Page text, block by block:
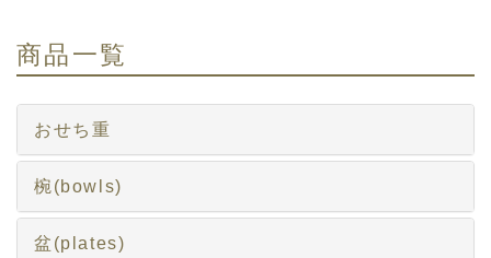
商品一覧
おせち重
椀(bowls)
盆(plates)